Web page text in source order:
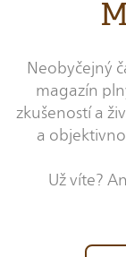
Neobyčejný
magazín
zkušeností a
a
Už víte?